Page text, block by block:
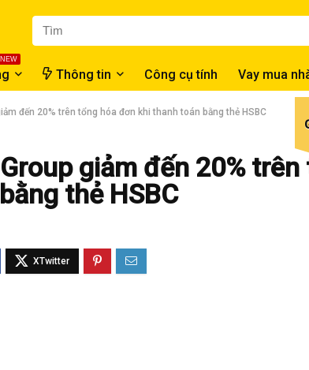
NEW
Thông tin Công cụ tính Vay mua
đến 20% trên tổng hóa đơn khi thanh toán bằng thẻ HSBC
giảm đến 20%
thẻ HSBC